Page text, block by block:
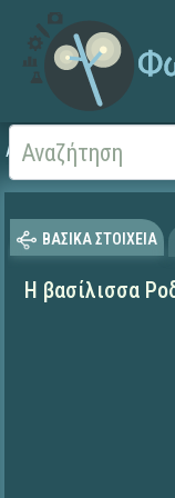
Αρχική ΦΟΡΕΙΣ ΚΑΙ
ΒΑΣΙΚΑ ΣΤΟΙΧΕΙΑ
Η βασίλισσα